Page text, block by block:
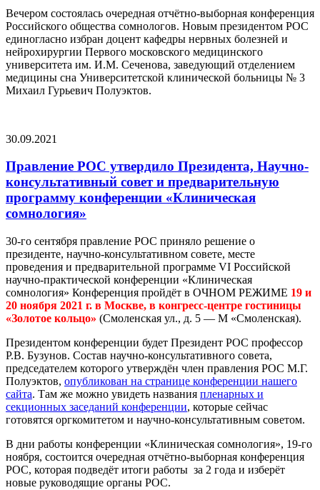
Вечером состоялась очередная отчётно-выборная конференция
Российского общества сомнологов. Новым президентом РОС
единогласно избран доцент кафедры нервных болезней и
нейрохирургии Первого московского медицинского
университета им. И.М. Сеченова, заведующий отделением
медицины сна Университетской клинической больницы № 3
Михаил Гурьевич Полуэктов.
30.09.2021
Правление РОС утвердило Президента, Научно-
консультативный совет и предварительную
программу конференции «Клиническая
сомнология»
30-го сентября правление РОС приняло решение о
президенте, научно-консультативном совете, месте
проведения и предварительной программе VI Российской
научно-практической конференции «Клиническая
сомнология» Конференция пройдёт в ОЧНОМ РЕЖИМЕ 19 и
20 ноября 2021 г. в Москве, в конгресс-центре гостиницы
«Золотое кольцо» (Смоленская ул., д. 5 — М «Смоленская).
Президентом конференции будет Президент РОС профессор
Р.В. Бузунов. Состав научно-консультативного совета,
председателем которого утверждён член правления РОС М.Г.
Полуэктов, опубликован на странице конференции нашего
сайта. Там же можно увидеть названия пленарных и
секционных заседаний конференции, которые сейчас
готовятся оргкомитетом и научно-консультативным советом.
В дни работы конференции «Клиническая сомнология», 19-го
ноября, состоится очередная отчётно-выборная конференция
РОС, которая подведёт итоги работы за 2 года и изберёт
новые руководящие органы РОС.